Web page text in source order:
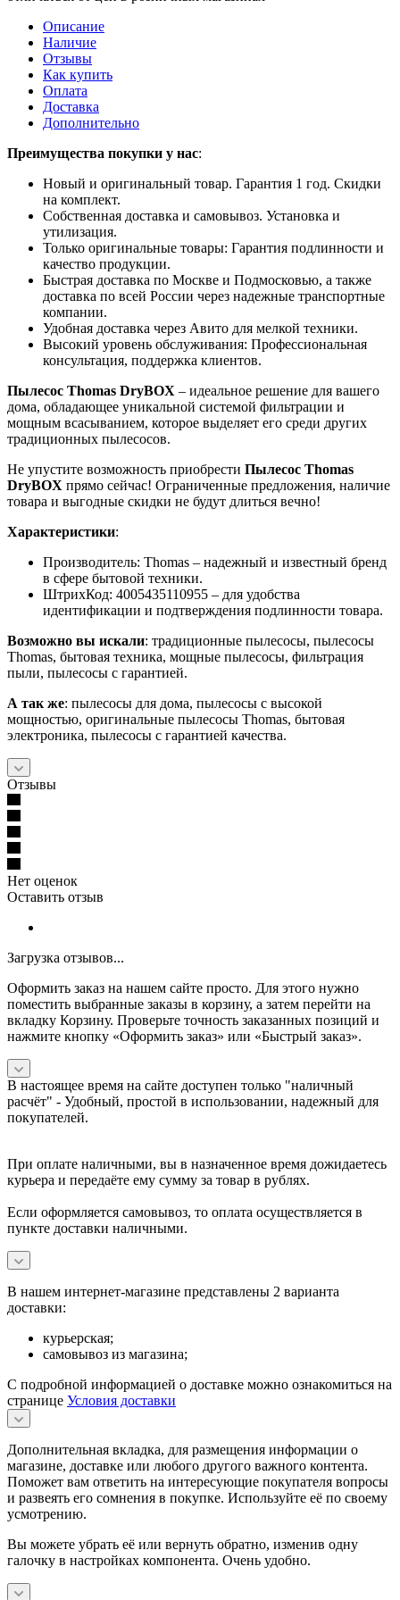
Описание
Наличие
Отзывы
Как купить
Оплата
Доставка
Дополнительно
Преимущества покупки у нас:
Новый и оригинальный товар. Гарантия 1 год. Скидки
на комплект.
Собственная доставка и самовывоз. Установка и
утилизация.
Только оригинальные товары: Гарантия подлинности и
качество продукции.
Быстрая доставка по Москве и Подмосковью, а также
доставка по всей России через надежные транспортные
компании.
Удобная доставка через Авито для мелкой техники.
Высокий уровень обслуживания: Профессиональная
консультация, поддержка клиентов.
Пылесос Thomas DryBOX – идеальное решение для вашего
дома, обладающее уникальной системой фильтрации и
мощным всасыванием, которое выделяет его среди других
традиционных пылесосов.
Не упустите возможность приобрести Пылесос Thomas
DryBOX прямо сейчас! Ограниченные предложения, наличие
товара и выгодные скидки не будут длиться вечно!
Характеристики:
Производитель: Thomas – надежный и известный бренд
в сфере бытовой техники.
ШтрихКод: 4005435110955 – для удобства
идентификации и подтверждения подлинности товара.
Возможно вы искали: традиционные пылесосы, пылесосы
Thomas, бытовая техника, мощные пылесосы, фильтрация
пыли, пылесосы с гарантией.
А так же: пылесосы для дома, пылесосы с высокой
мощностью, оригинальные пылесосы Thomas, бытовая
электроника, пылесосы с гарантией качества.
Отзывы
Нет оценок
Оставить отзыв
Загрузка отзывов...
Оформить заказ на нашем сайте просто. Для этого нужно
поместить выбранные заказы в корзину, а затем перейти на
вкладку Корзину. Проверьте точность заказанных позиций и
нажмите кнопку «Оформить заказ» или «Быстрый заказ».
В настоящее время на сайте доступен только "наличный
расчёт" - Удобный, простой в использовании, надежный для
покупателей.
При оплате наличными, вы в назначенное время дожидаетесь
курьера и передаёте ему сумму за товар в рублях.
Если оформляется самовывоз, то оплата осуществляется в
пункте доставки наличными.
В нашем интернет-магазине представлены 2 варианта
доставки:
курьерская;
самовывоз из магазина;
С подробной информацией о доставке можно ознакомиться на
странице Условия доставки
Дополнительная вкладка, для размещения информации о
магазине, доставке или любого другого важного контента.
Поможет вам ответить на интересующие покупателя вопросы
и развеять его сомнения в покупке. Используйте её по своему
усмотрению.
Вы можете убрать её или вернуть обратно, изменив одну
галочку в настройках компонента. Очень удобно.